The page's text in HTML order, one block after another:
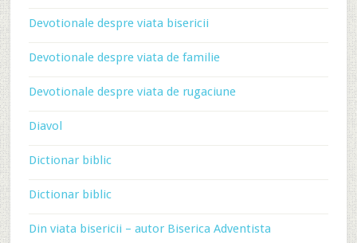
Devotionale despre viata bisericii
Devotionale despre viata de familie
Devotionale despre viata de rugaciune
Diavol
Dictionar biblic
Dictionar biblic
Din viata bisericii – autor Biserica Adventista